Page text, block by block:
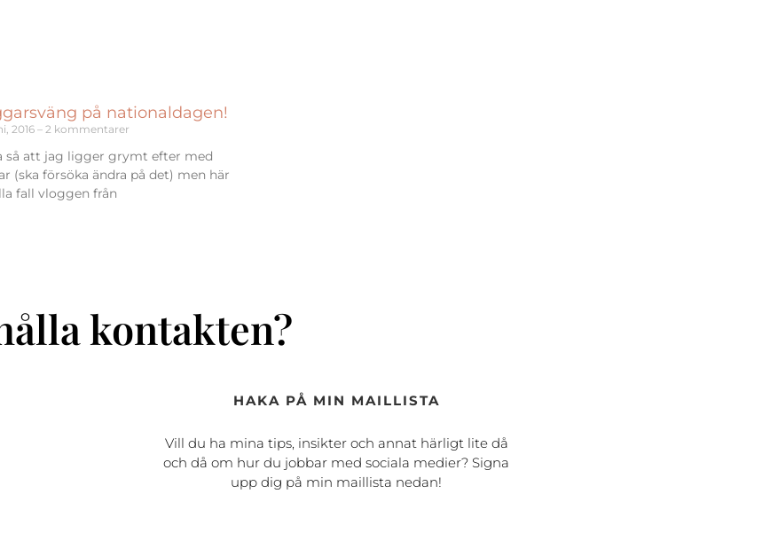
på nationaldagen!
2016 2 kommentarer
så att jag ligger grymt efter med
(ska försöka ändra på det) men här
fall vloggen från
kontakten?
HAKA PÅ MIN MAILLISTA
Vill du ha mina tips, insikter och annat härligt lite då
och då om hur du jobbar med sociala medier? Signa
upp dig på min maillista nedan!